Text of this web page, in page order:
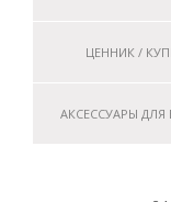
ЦЕННИК /
АКСЕССУАРЫ ДЛЯ